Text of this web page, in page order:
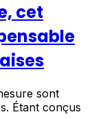
cet
sont
Étant conçus